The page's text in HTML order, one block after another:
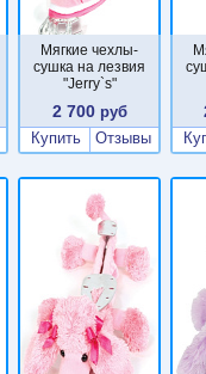
Мягкие чехлы-
сушка на лезвия
"Jerry`s"
2 700руб
Купить
Отзывы